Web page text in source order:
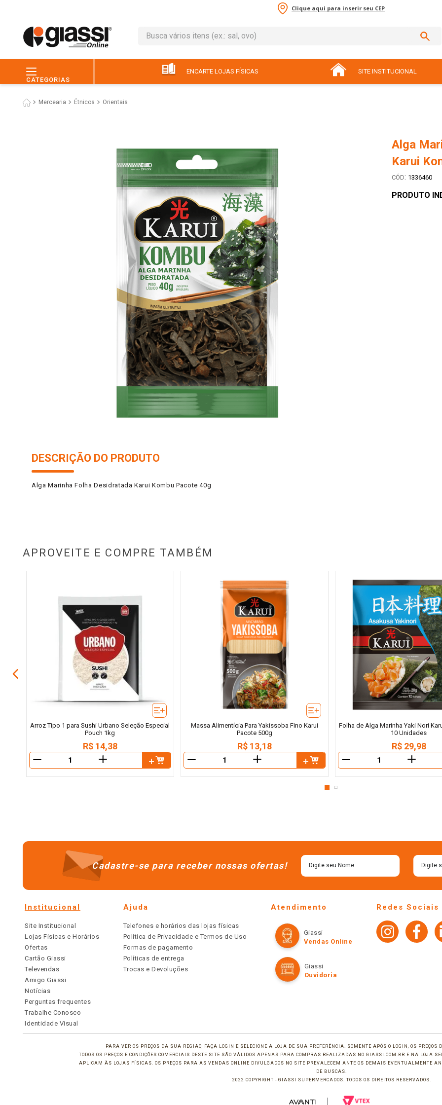
Clique aqui para inserir seu CEP
Busca vários itens (ex.: sal, ovo)
CATEGORIAS
ENCARTE LOJAS FÍSICAS SITE INSTITUCIONAL
Mercearia Étnicos Orientais
Alga
Karui
: 1336460
PRODUTO
DESCRIÇÃO DO PRODUTO
Alga Marinha Folha Desidratada Karui Kombu Pacote 40g
APROVEITE E COMPRE TAMBÉM
Arroz Tipo 1 para Sushi Urbano Seleção Especial
Pouch 1kg
R$ 14,38
＋
Massa Alimentícia Para Yakissoba Fino Karui
Pacote 500g
R$ 13,18
＋
Folha de Alga Marinha Yaki Nori
10 Unidades
R$ 29,98
＋
Cadastre-se para receber nossas ofertas!
Institucional
Site Institucional
Lojas Físicas e Horários
Ofertas
Cartão Giassi
Televendas
Amigo Giassi
Notícias
Perguntas frequentes
Trabalhe Conosco
Identidade Visual
Ajuda
Telefones e horários das lojas físicas
Política de Privacidade e Termos de Uso
Formas de pagamento
Políticas de entrega
Trocas e Devoluções
Atendimento
Giassi
Vendas Online
Giassi
Ouvidoria
Redes Sociais
PARA VER OS PREÇOS DA SUA REGIÃO, FAÇA LOGIN E SELECIONE A LOJA DE SUA PREFERÊNCIA. SOMENTE APÓS O LOGIN, OS
TODOS OS PREÇOS E CONDIÇÕES COMERCIAIS DESTE SITE SÃO VÁLIDOS APENAS PARA COMPRAS REALIZADAS NO GIASSI.COM.BR E NA LOJA
APLICAM ÀS LOJAS FÍSICAS. OS PREÇOS PARA AS VENDAS ONLINE DIVULGADOS NO SITE PREVALECEM ANTE OS DEMAIS EVENTUALMENTE
DE BUSCAS.
2022 COPYRIGHT - GIASSI SUPERMERCADOS. TODOS OS DIREITOS RESERVADOS.
leite
7º macarrão
º iogurte
9º ovo
10 arroz